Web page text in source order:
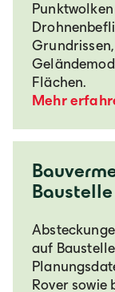
Flächen.
Mehr
Baustelle
auf
Rover sowie